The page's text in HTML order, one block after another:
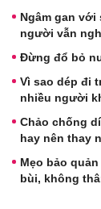
Ngâm gan
người vẫn
Đừng đổ bỏ
Vì sao dép đi
nhiều người
Chảo chống
hay nên thay
Mẹo bảo
bùi, không